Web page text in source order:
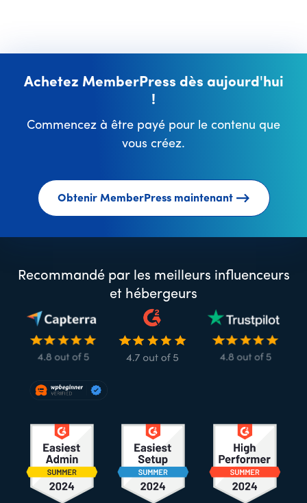
Achetez MemberPress dès aujourd'hui
!
Commencez à être payé pour le contenu que
vous créez.
Obtenir MemberPress maintenant
Recommandé par les meilleurs influenceurs
et hébergeurs